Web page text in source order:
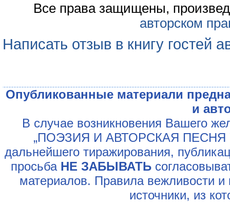
Все права защищены,
авторском
Написать отзыв в книгу гостей
Опубликованные материали
и
В случае возникновения Вашего
„ПОЭЗИЯ И АВТОРСКАЯ ПЕСНЯ
дальнейшего тиражирования,
просьба НЕ ЗАБЫВАТЬ
материалов. Правила вежливости и
источники, из